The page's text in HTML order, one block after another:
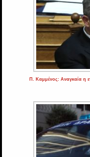
Π. Καμμένος: Αναγκαία η